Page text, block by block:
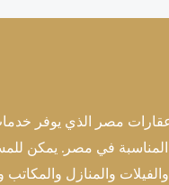
عقارات مصر الذي يوفر
المناسبة في مصر. يمكن
والمنازل والمكاتب